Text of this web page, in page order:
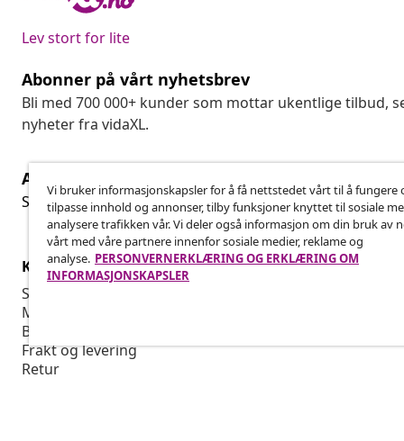
Lev stort for lite
Abonner på vårt nyhetsbrev
Bli med 700 000+ kunder som mottar ukentlige tilbud,
nyheter fra vidaXL.
Angre på kontrakten
Send inn en angrerett for bestillingen din.
Kundeservice
Spor bestillingen din
Min konto
Betaling
Frakt og levering
Retur
Bedrift
Vi bruker informasjonskapsler for å få nettstedet vårt til å fungere
tilpasse innhold og annonser, tilby funksjoner knyttet til sosiale
analysere trafikken vår. Vi deler også informasjon om din bruk av
vårt med våre partnere innenfor sosiale medier, reklame og
analyse. PERSONVERNERKLÆRING OG ERKLÆRING OM
INFORMASJONSKAPSLER